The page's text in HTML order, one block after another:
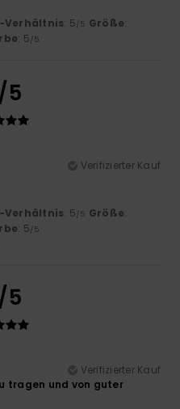
Verhältnis: 5/5 Größe:
: 5/5
/5
Verifizierter Kauf
Verhältnis: 5/5 Größe:
: 5/5
/5
Verifizierter Kauf
tragen und von guter